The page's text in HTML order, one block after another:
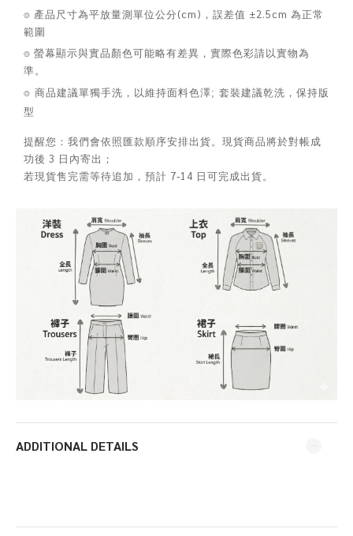
⌾ 產品尺寸為平放量測單位公分(cm)，誤差值 ±2.5cm 為正常
範圍
⌾ 螢幕顯示與實品顏色可能略有差異，實際色彩請以實物為
準。
⌾ 商品建議單獨手洗，以維持面料色澤; 套裝建議乾洗，保持版
型
提醒您：我們會依照匯款順序安排出貨。現貨商品將於對帳成
功後 3 日內寄出；
若現貨售完需等待追加，預計 7-14 日可完成出貨。
ADDITIONAL DETAILS